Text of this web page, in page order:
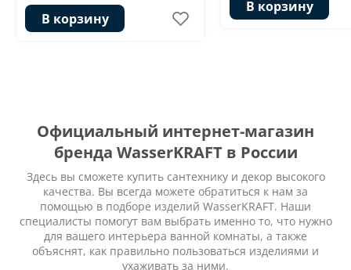
В корзину
В корзину
Официальный интернет-магазин
бренда WasserKRAFT в России
Здесь вы сможете купить сантехнику и декор высокого
качества. Вы всегда можете обратиться к нам за
помощью в подборе изделий WasserKRAFT. Наши
специалисты помогут вам выбрать именно то, что нужно
для вашего интерьера ванной комнаты, а также
объяснят, как правильно пользоваться изделиями и
ухаживать за ними.